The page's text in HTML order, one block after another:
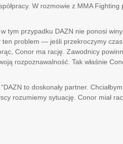
W rozmowie z MMA Fighting
tym przypadku DAZN nie ponosi
problem — jeśli przekroczymy
Conor ma rację. Zawodnicy
rozpoznawalność. Tak właśnie
to doskonały partner.
rozumiemy sytuację. Conor miał